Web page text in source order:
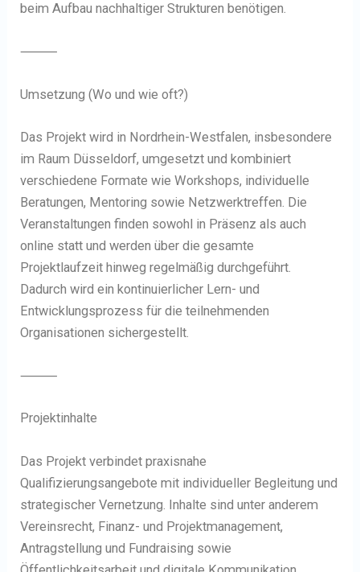
beim Aufbau nachhaltiger Strukturen benötigen.
⸻
Umsetzung (Wo und wie oft?)
Das Projekt wird in Nordrhein-Westfalen, insbesondere
im Raum Düsseldorf, umgesetzt und kombiniert
verschiedene Formate wie Workshops, individuelle
Beratungen, Mentoring sowie Netzwerktreffen. Die
Veranstaltungen finden sowohl in Präsenz als auch
online statt und werden über die gesamte
Projektlaufzeit hinweg regelmäßig durchgeführt.
Dadurch wird ein kontinuierlicher Lern- und
Entwicklungsprozess für die teilnehmenden
Organisationen sichergestellt.
⸻
Projektinhalte
Das Projekt verbindet praxisnahe
Qualifizierungsangebote mit individueller Begleitung und
strategischer Vernetzung. Inhalte sind unter anderem
Vereinsrecht, Finanz- und Projektmanagement,
Antragstellung und Fundraising sowie